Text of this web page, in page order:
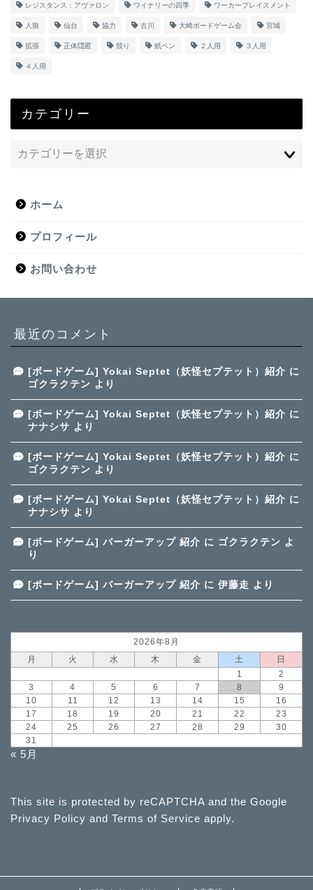
レジスタンス：アヴァロン ワイナリーの四季 ワーカープレイスメント
人狼 仙台 協力 古川 大崎ボードゲーム会 宮城
拡張 正体隠匿 競り 紙ペン ２人用 ３人用
４人用
カテゴリー
ホーム
プロフィール
お問い合わせ
最近のコメント
[ボードゲーム] Yokai Septet（妖怪セプテット）紹介 に
ゴクラクテン より
[ボードゲーム] Yokai Septet（妖怪セプテット）紹介 に
ナナシサ より
[ボードゲーム] Yokai Septet（妖怪セプテット）紹介 に
ゴクラクテン より
[ボードゲーム] Yokai Septet（妖怪セプテット）紹介 に
ナナシサ より
[ボードゲーム] バーガーアップ 紹介 に ゴクラクテン よ
り
[ボードゲーム] バーガーアップ 紹介 に 伊藤走 より
2026年8月
月
火 水 木 金 土
日
1
2
3
4 5 6 7 8
9
10
11 12 13 14 15
16
17
18 19 20 21 22
23
24
25 26 27 28 29
30
31
« 5月
This site is protected by reCAPTCHA and the Google
Privacy Policy and Terms of Service apply.